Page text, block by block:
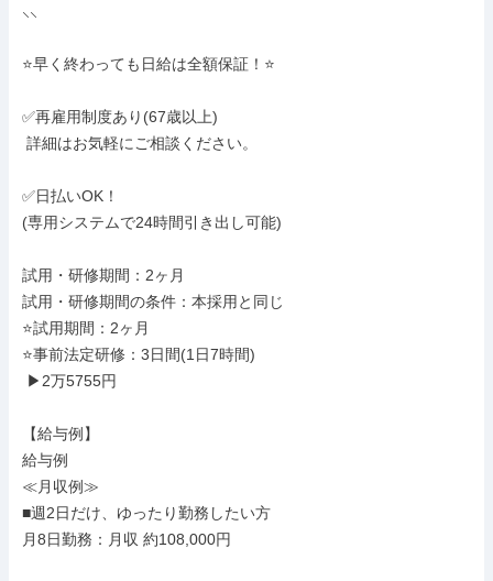
⸜⸜
⭐早く終わっても日給は全額保証！⭐
✅再雇用制度あり(67歳以上)
✅日払いOK！
(専用システムで24時間引き出し可能)
試用・研修期間：2ヶ月
試用・研修期間の条件：本採用と同じ
⭐試用期間：2ヶ月
⭐事前法定研修：3日間(1日7時間)
【給与例】
給与例
≪月収例≫
■週2日だけ、ゆったり勤務したい方
月8日勤務：月収 約108,000円